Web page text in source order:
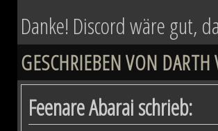
Danke! Discord wäre gut,
GESCHRIEBEN VON
Feenare Abarai schrieb: